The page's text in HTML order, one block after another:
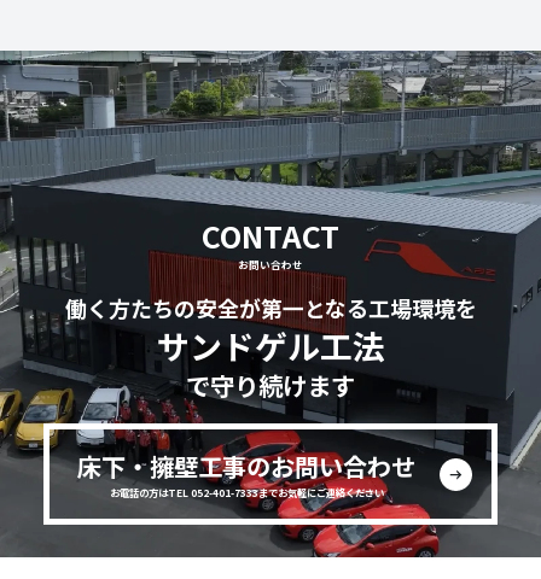
CONTACT
お問い合わせ
働く方たちの安全が第一となる工場環境を
サンドゲル工法
で守り続けます
床下・擁壁工事のお問い合わせ
お電話の方はTEL 052-401-7333までお気軽にご連絡ください